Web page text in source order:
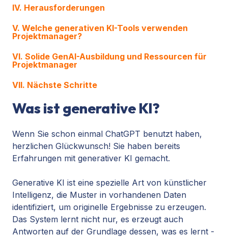
IV. Herausforderungen
V. Welche generativen KI-Tools verwenden
Projektmanager?
VI. Solide GenAI-Ausbildung und Ressourcen für
Projektmanager
VII. Nächste Schritte
Was ist generative KI?
Wenn Sie schon einmal ChatGPT benutzt haben,
herzlichen Glückwunsch! Sie haben bereits
Erfahrungen mit generativer KI gemacht.
Generative KI ist eine spezielle Art von künstlicher
Intelligenz, die Muster in vorhandenen Daten
identifiziert, um originelle Ergebnisse zu erzeugen.
Das System lernt nicht nur, es erzeugt auch
Antworten auf der Grundlage dessen, was es lernt -